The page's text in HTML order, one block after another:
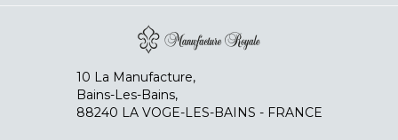
10 La Manufacture,
Bains-Les-Bains,
88240 LA VOGE-LES-BAINS - FRANCE